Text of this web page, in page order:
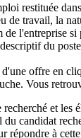
restituée
de travail, la
de l'entreprise si
du
d'une offre en
Vous
et les
candidat
répondre à